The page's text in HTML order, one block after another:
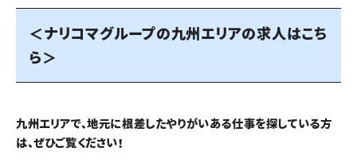
＜ナリコマグループの九州エリアの求人はこち
ら＞
九州エリアで、地元に根差したやりがいある仕事を探している方
は、ぜひご覧ください！